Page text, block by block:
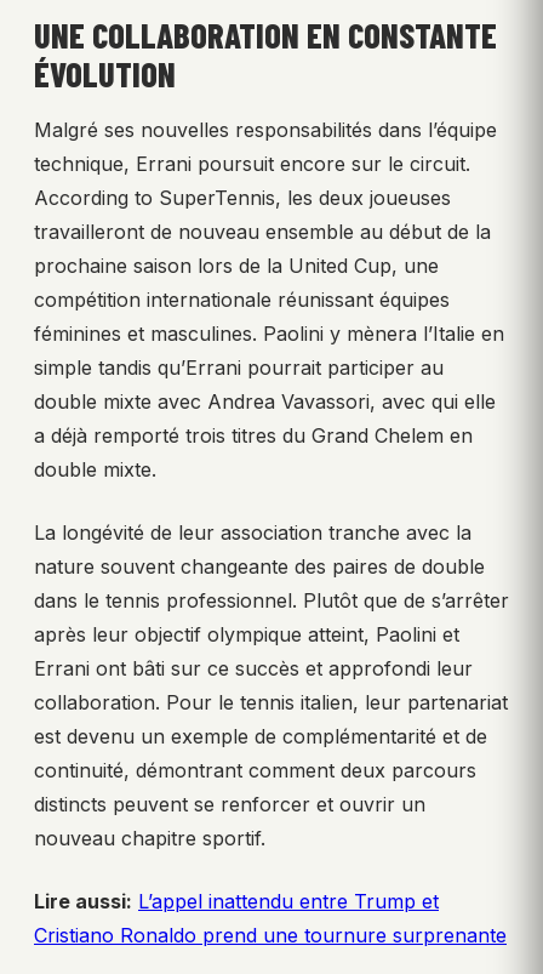
UNE COLLABORATION EN CONSTANTE
ÉVOLUTION
Malgré ses nouvelles responsabilités dans l’équipe
technique, Errani poursuit encore sur le circuit.
According to SuperTennis, les deux joueuses
travailleront de nouveau ensemble au début de la
prochaine saison lors de la United Cup, une
compétition internationale réunissant équipes
féminines et masculines. Paolini y mènera l’Italie en
simple tandis qu’Errani pourrait participer au
double mixte avec Andrea Vavassori, avec qui elle
a déjà remporté trois titres du Grand Chelem en
double mixte.
La longévité de leur association tranche avec la
nature souvent changeante des paires de double
dans le tennis professionnel. Plutôt que de s’arrêter
après leur objectif olympique atteint, Paolini et
Errani ont bâti sur ce succès et approfondi leur
collaboration. Pour le tennis italien, leur partenariat
est devenu un exemple de complémentarité et de
continuité, démontrant comment deux parcours
distincts peuvent se renforcer et ouvrir un
nouveau chapitre sportif.
Lire aussi: L’appel inattendu entre Trump et
Cristiano Ronaldo prend une tournure surprenante